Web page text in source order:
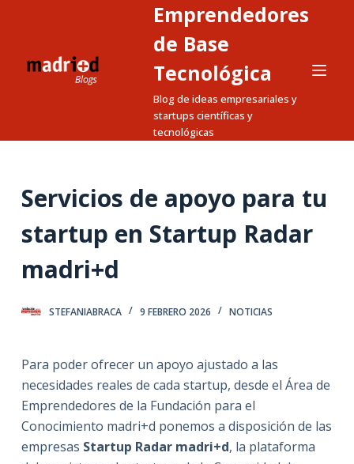
a
o
Emprendedores
de Base
Tecnológica
Blog de ideas empresariales y
startups científicas y
tecnológicas
Servicios de apoyo para tu
startup en Startup Radar
madri+d
STEFANIABRACA 9 FEBRERO 2026 NOTICIAS
Para poder ofrecer un apoyo ajustado a las
necesidades reales de cada startup, desde el Área de
Emprendedores de la Fundación para el
Conocimiento madri+d ponemos a disposición de las
empresas Startup Radar madri+d, la plataforma